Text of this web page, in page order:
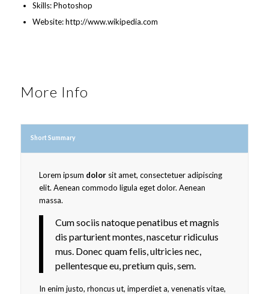
Skills: Photoshop
Website:http://www.wikipedia.com
More Info
Short Summary
Lorem ipsum dolorsit amet, consectetuer adipiscing
elit. Aenean commodo ligula eget dolor. Aenean
massa.
Cum sociis natoque penatibus et magnis
dis parturient montes, nascetur ridiculus
mus. Donec quam felis, ultricies nec,
pellentesque eu, pretium quis, sem.
In enim justo, rhoncus ut, imperdiet a, venenatis vitae,